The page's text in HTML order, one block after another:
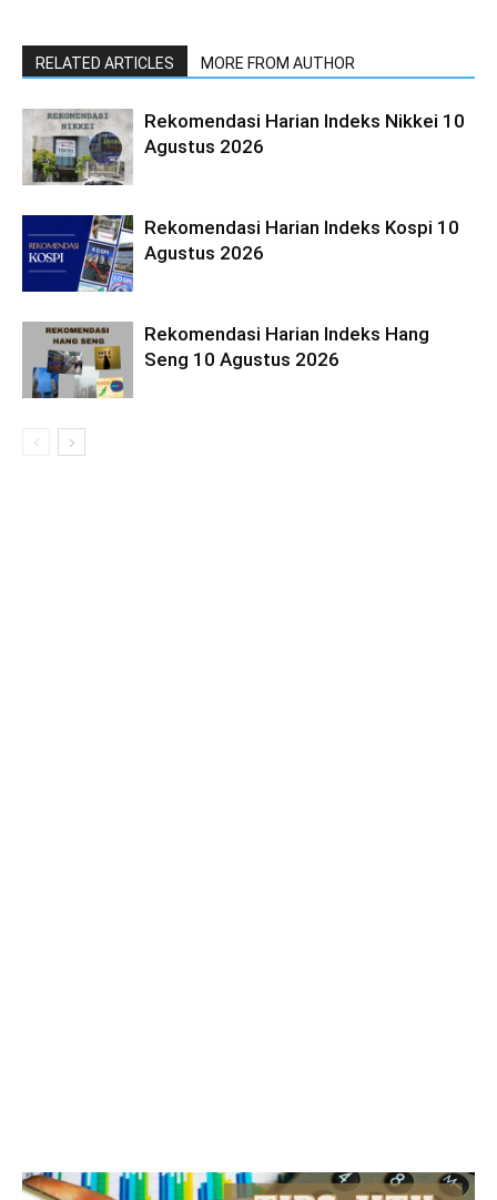
RELATED ARTICLES MORE FROM AUTHOR
Rekomendasi Harian Indeks Nikkei 10
Agustus 2026
Rekomendasi Harian Indeks Kospi 10
Agustus 2026
Rekomendasi Harian Indeks Hang
Seng 10 Agustus 2026